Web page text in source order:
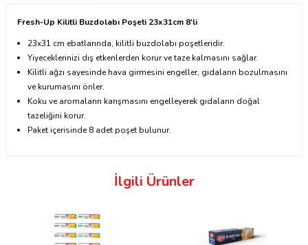
Fresh-Up Kilitli Buzdolabı Poşeti 23x31cm 8'li
23x31 cm ebatlarında, kilitli buzdolabı poşetleridir.
Yiyeceklerinizi dış etkenlerden korur ve taze kalmasını sağlar.
Kilitli ağzı sayesinde hava girmesini engeller, gıdaların bozulmasını
ve kurumasını önler.
Koku ve aromaların karışmasını engelleyerek gıdaların doğal
tazeliğini korur.
Paket içerisinde 8 adet poşet bulunur.
İlgili Ürünler